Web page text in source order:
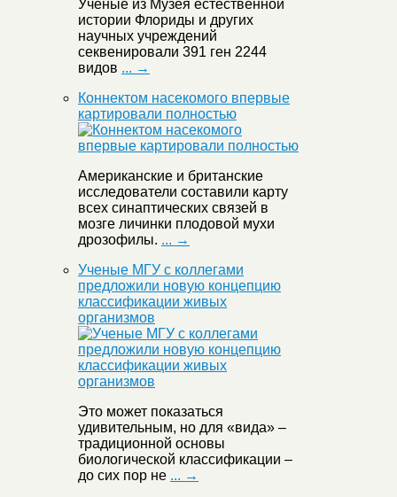
Ученые из Музея естественной
истории Флориды и других
научных учреждений
секвенировали 391 ген 2244
видов ... →
Коннектом насекомого впервые
картировали полностью
Американские и британские
исследователи составили карту
всех синаптических связей в
мозге личинки плодовой мухи
дрозофилы. ... →
Ученые МГУ с коллегами
предложили новую концепцию
классификации живых
организмов
Это может показаться
удивительным, но для «вида» –
традиционной основы
биологической классификации –
до сих пор не ... →